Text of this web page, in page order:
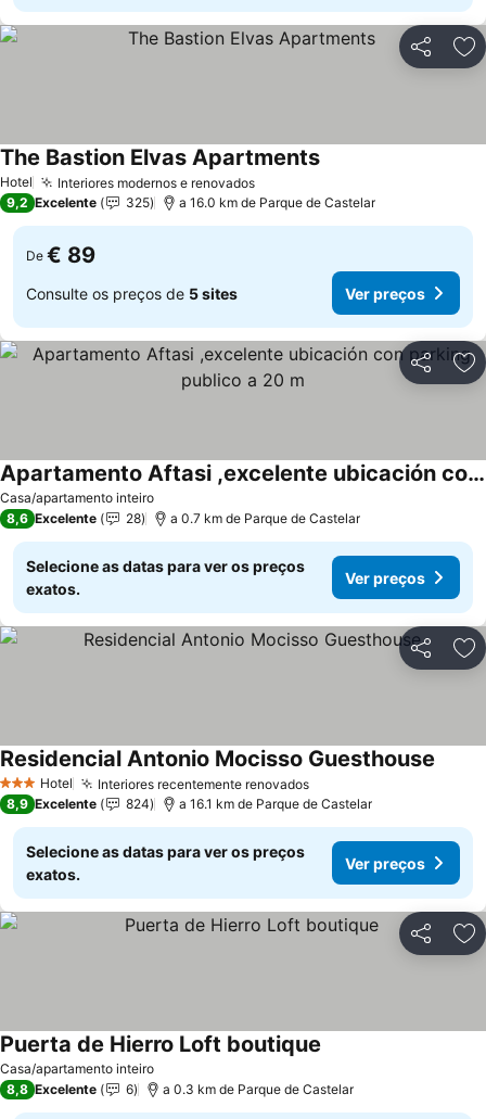
Partilhar
Hotel Interiores modernos e renovados
The Bastion Elvas Apartments
9,2 Excelente 325 a 16.0 km de Parque de Castelar
De € 89
Consulte os preços de 5 sites Ver preços
Partilhar
Casa/apartamento inteiro
Apartamento Aftasi ,excelente ubicación con parking publico a 20 m
8,6 Excelente 28 a 0.7 km de Parque de Castelar
Selecione as datas para ver os preços
exatos.
Ver preços
Partilhar
3 EstrelasHotel Interiores recentemente renovados
Residencial Antonio Mocisso Guesthouse
8,9 Excelente 824 a 16.1 km de Parque de Castelar
Selecione as datas para ver os preços
exatos.
Ver preços
Partilhar
Casa/apartamento inteiro
Puerta de Hierro Loft boutique
8,8 Excelente 6 a 0.3 km de Parque de Castelar